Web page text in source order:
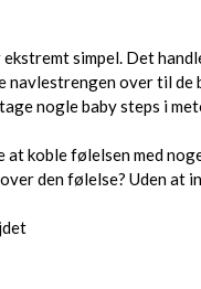
simpel. Det
over til
nogle baby steps i
koble følelsen med
den følelse? Uden